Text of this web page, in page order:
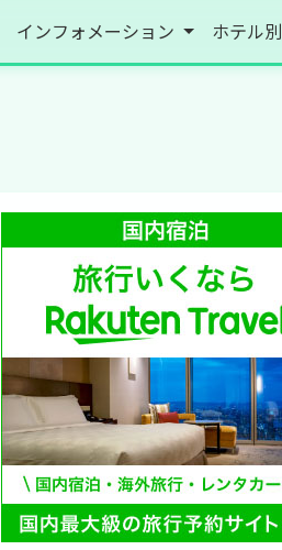
インフォメーション ホテル別